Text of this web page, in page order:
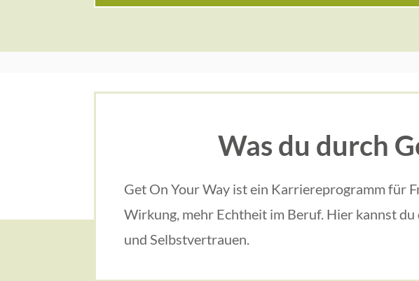
Was du durch
Get On Your Way ist ein Karriereprogramm für
Wirkung, mehr Echtheit im Beruf. Hier kannst
und Selbstvertrauen.